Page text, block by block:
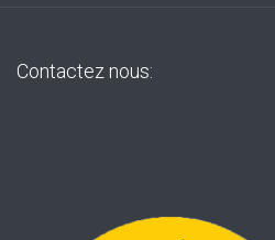
Contactez nous: